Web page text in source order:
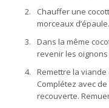
2.
Chauffer une
morceaux
3.
Dans la même
revenir les
4.
Remettre la viande
Complétez avec
recouverte.